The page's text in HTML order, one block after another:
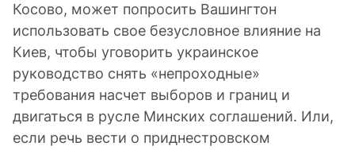
Косово, может попросить Вашингтон
использовать свое безусловное влияние на
Киев, чтобы уговорить украинское
руководство снять «непроходные»
требования насчет выборов и границ и
двигаться в русле Минских соглашений. Или,
если речь вести о приднестровском